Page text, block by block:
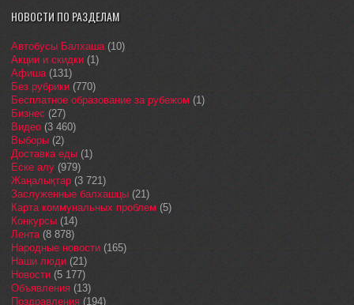
НОВОСТИ ПО РАЗДЕЛАМ
Автобусы Балхаша(10)
Акции и скидки (1)
Афиша(131)
Без рубрики (770)
Бесплатное образование за рубежом (1)
Бизнес (27)
Видео (3 460)
Выборы (2)
Доставка еды (1)
Еске алу (979)
Жаңалықтар (3 721)
Заслуженные балхашцы (21)
Карта коммунальных проблем (5)
Конкурсы (14)
Лента(8 878)
Народные новости (165)
Наши люди (21)
Новости (5 177)
Объявления (13)
Поздравления (194)